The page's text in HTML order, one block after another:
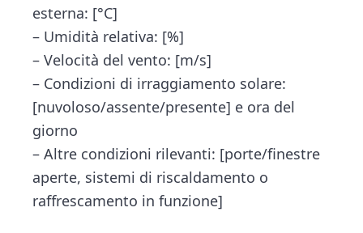
esterna: [°C]
– Umidità relativa: [%]
– Velocità del vento: [m/s]
– Condizioni di irraggiamento solare:
[nuvoloso/assente/presente] e ora del
giorno
– Altre condizioni rilevanti: [porte/finestre
aperte, sistemi di riscaldamento o
raffrescamento in funzione]